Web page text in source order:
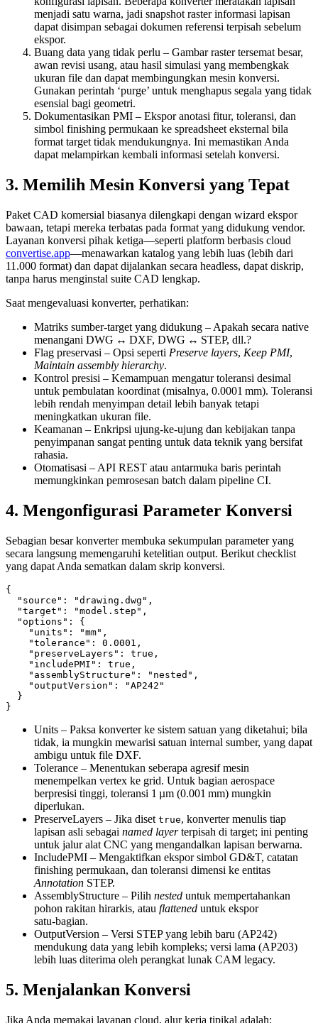
menjadi satu warna, jadi snapshot raster informasi lapisan
dapat disimpan sebagai dokumen referensi terpisah sebelum
ekspor.
Buang data yang tidak perlu – Gambar raster tersemat besar,
awan revisi usang, atau hasil simulasi yang membengkak
ukuran file dan dapat membingungkan mesin konversi.
Gunakan perintah ‘purge’ untuk menghapus segala yang tidak
esensial bagi geometri.
Dokumentasikan PMI – Ekspor anotasi fitur, toleransi, dan
simbol finishing permukaan ke spreadsheet eksternal bila
format target tidak mendukungnya. Ini memastikan Anda
dapat melampirkan kembali informasi setelah konversi.
3. Memilih Mesin Konversi yang Tepat
Paket CAD komersial biasanya dilengkapi dengan wizard ekspor
bawaan, tetapi mereka terbatas pada format yang didukung vendor.
Layanan konversi pihak ketiga—seperti platform berbasis cloud
convertise.app—menawarkan katalog yang lebih luas (lebih dari
11.000 format) dan dapat dijalankan secara headless, dapat diskrip,
tanpa harus menginstal suite CAD lengkap.
Saat mengevaluasi konverter, perhatikan:
Matriks sumber‑target yang didukung – Apakah secara native
menangani DWG ↔ DXF, DWG ↔ STEP, dll.?
Flag preservasi – Opsi seperti Preserve layers, Keep PMI,
Maintain assembly hierarchy.
Kontrol presisi – Kemampuan mengatur toleransi desimal
untuk pembulatan koordinat (misalnya, 0.0001 mm). Toleransi
lebih rendah menyimpan detail lebih banyak tetapi
meningkatkan ukuran file.
Keamanan – Enkripsi ujung‑ke‑ujung dan kebijakan tanpa
penyimpanan sangat penting untuk data teknik yang bersifat
rahasia.
Otomatisasi – API REST atau antarmuka baris perintah
memungkinkan pemrosesan batch dalam pipeline CI.
4. Mengonfigurasi Parameter Konversi
Sebagian besar konverter membuka sekumpulan parameter yang
secara langsung memengaruhi ketelitian output. Berikut checklist
yang dapat Anda sematkan dalam skrip konversi.
{
  "source": "drawing.dwg",
  "target": "model.step",
  "options": {
    "units": "mm",
    "tolerance": 0.0001,
    "preserveLayers": true,
    "includePMI": true,
    "assemblyStructure": "nested",
    "outputVersion": "AP242"
  }
Units – Paksa konverter ke sistem satuan yang diketahui; bila
tidak, ia mungkin mewarisi satuan internal sumber, yang dapat
ambigu untuk file DXF.
Tolerance – Menentukan seberapa agresif mesin
menempelkan vertex ke grid. Untuk bagian aerospace
berpresisi tinggi, toleransi 1 µm (0.001 mm) mungkin
diperlukan.
PreserveLayers – Jika diset true, konverter menulis tiap
lapisan asli sebagai named layerterpisah di target; ini penting
untuk jalur alat CNC yang mengandalkan lapisan berwarna.
IncludePMI – Mengaktifkan ekspor simbol GD&T, catatan
finishing permukaan, dan toleransi dimensi ke entitas
Annotation STEP.
AssemblyStructure – Pilih nested untuk mempertahankan
pohon rakitan hirarkis, atau flattened untuk ekspor
satu‑bagian.
OutputVersion – Versi STEP yang lebih baru (AP242)
mendukung data yang lebih kompleks; versi lama (AP203)
lebih luas diterima oleh perangkat lunak CAM legacy.
5. Menjalankan Konversi
Jika Anda memakai layanan cloud, alur kerja tipikal adalah: